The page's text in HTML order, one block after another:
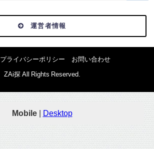
運営者情報
プライバシーポリシー お問い合わせ
ZAi探 All Rights Reserved.
Mobile| Desktop